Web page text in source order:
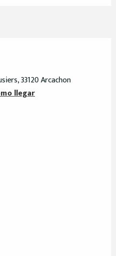
33120 Arcachon
llegar